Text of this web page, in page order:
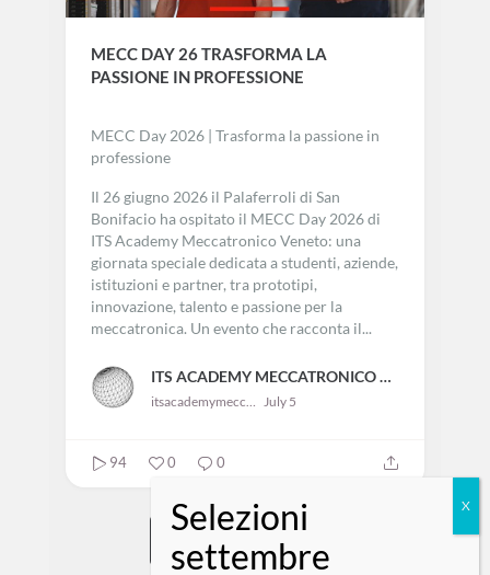
MECC DAY 26 TRASFORMA LA
PASSIONE IN PROFESSIONE
MECC Day 2026 | Trasforma la passione in
professione
Il 26 giugno 2026 il Palaferroli di San
Bonifacio ha ospitato il MECC Day 2026 di
ITS Academy Meccatronico Veneto: una
istituzioni e partner, tra prototipi,
innovazione, talento e passione per la
meccatronica.Un evento che racconta il...
ITS ACADEMY MECCATRONICO VENETO
0